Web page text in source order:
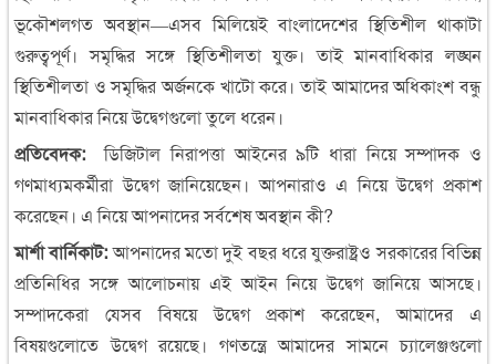
ভূকৌশলগত অবস্থান—এসব মিলিয়েই বাংলাদেশের স্থিতিশীল থাকাটা
গুরুত্বপূর্ণ। সমৃদ্ধির সঙ্গে স্থিতিশীলতা যুক্ত। তাই মানবাধিকার লঙ্ঘন
স্থিতিশীলতা ও সমৃদ্ধির অর্জনকে খাটো করে। তাই আমাদের অধিকাংশ বন্ধু
মানবাধিকার নিয়ে উদ্বেগগুলো তুলে ধরেন।
প্রতিবেদক: ডিজিটাল নিরাপত্তা আইনের ৯টি ধারা নিয়ে সম্পাদক ও
গণমাধ্যমকর্মীরা উদ্বেগ জানিয়েছেন। আপনারাও এ নিয়ে উদ্বেগ প্রকাশ
করেছেন। এ নিয়ে আপনাদের সর্বশেষ অবস্থান কী?
মার্শা বার্নিকাট:আপনাদের মতো দুই বছর ধরে যুক্তরাষ্ট্রও সরকারের বিভিন্ন
প্রতিনিধির সঙ্গে আলোচনায় এই আইন নিয়ে উদ্বেগ জানিয়ে আসছে।
সম্পাদকেরা যেসব বিষয়ে উদ্বেগ প্রকাশ করেছেন, আমাদের এ
বিষয়গুলোতে উদ্বেগ রয়েছে। গণতন্ত্রে আমাদের সামনে চ্যালেঞ্জগুলো